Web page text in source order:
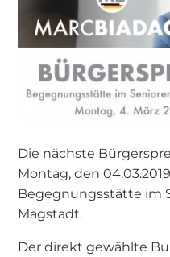
Die nächste
Montag, den
Begegnungsstätte im
Magstadt.
Der direkt gewählte